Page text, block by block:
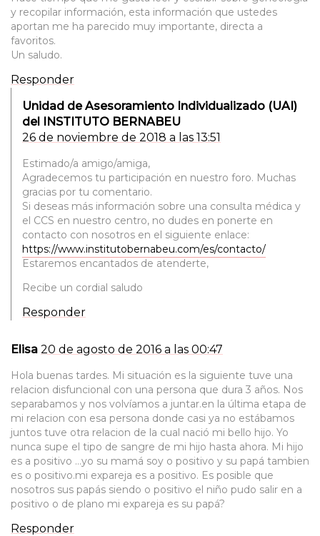
y recopilar información, esta información que ustedes
aportan me ha parecido muy importante, directa a
favoritos.
Un saludo.
Responder
Unidad de Asesoramiento Individualizado (UAI)
del INSTITUTO BERNABEU
26 de noviembre de 2018 a las 13:51
Estimado/a amigo/amiga,
Agradecemos tu participación en nuestro foro. Muchas
gracias por tu comentario.
Si deseas más información sobre una consulta médica y
el CCS en nuestro centro, no dudes en ponerte en
contacto con nosotros en el siguiente enlace:
https://www.institutobernabeu.com/es/contacto/
Estaremos encantados de atenderte,
Recibe un cordial saludo
Responder
Elisa 20 de agosto de 2016 a las 00:47
Hola buenas tardes. Mi situación es la siguiente tuve una
relacion disfuncional con una persona que dura 3 años. Nos
separabamos y nos volvíamos a juntar.en la última etapa de
mi relacion con esa persona donde casi ya no estábamos
juntos tuve otra relacion de la cual nació mi bello hijo. Yo
nunca supe el tipo de sangre de mi hijo hasta ahora. Mi hijo
es a positivo …yo su mamá soy o positivo y su papá tambien
es o positivo.mi expareja es a positivo. Es posible que
nosotros sus papás siendo o positivo el niño pudo salir en a
positivo o de plano mi expareja es su papá?
Responder